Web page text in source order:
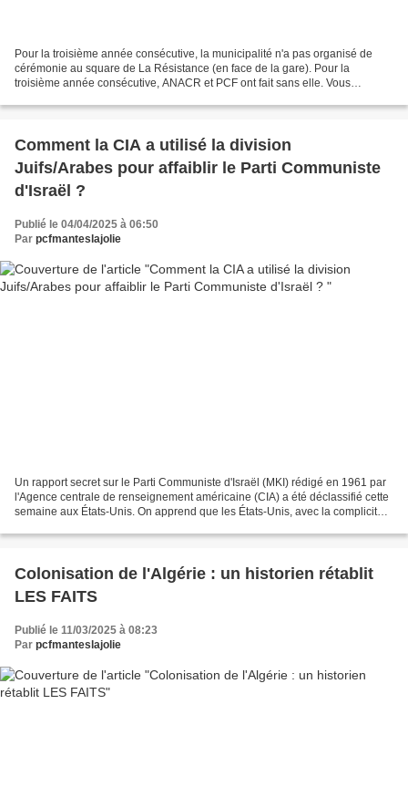
Pour la troisième année consécutive, la municipalité n'a pas organisé de
cérémonie au square de La Résistance (en face de la gare). Pour la
troisième année consécutive, ANACR et PCF ont fait sans elle. Vous
Comment la CIA a utilisé la division
Juifs/Arabes pour affaiblir le Parti Communiste
d'Israël ?
Publié le 04/04/2025 à 06:50
Par pcfmanteslajolie
Un rapport secret sur le Parti Communiste d'Israël (MKI) rédigé en 1961 par
l'Agence centrale de renseignement américaine (CIA) a été déclassifié cette
semaine aux États-Unis. On apprend que les États-Unis, avec la complicité
Colonisation de l'Algérie : un historien rétablit
LES FAITS
Publié le 11/03/2025 à 08:23
Par pcfmanteslajolie